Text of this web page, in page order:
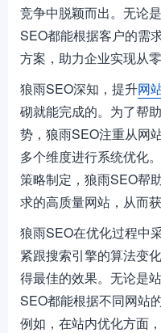
竞争中脱颖而出。无论
SEO都能根据客户的需
方案，助力企业实现从零
狼雨SEO深知，提升网
砌就能完成的。为了帮
势，狼雨SEO注重从网
多个维度进行系统优化
策略制定，狼雨SEO帮
求的高质量网站，从而
狼雨SEO在优化过程中
紧跟搜索引擎的算法变
得最佳的效果。无论是
SEO都能根据不同网站
例如，在站内优化方面